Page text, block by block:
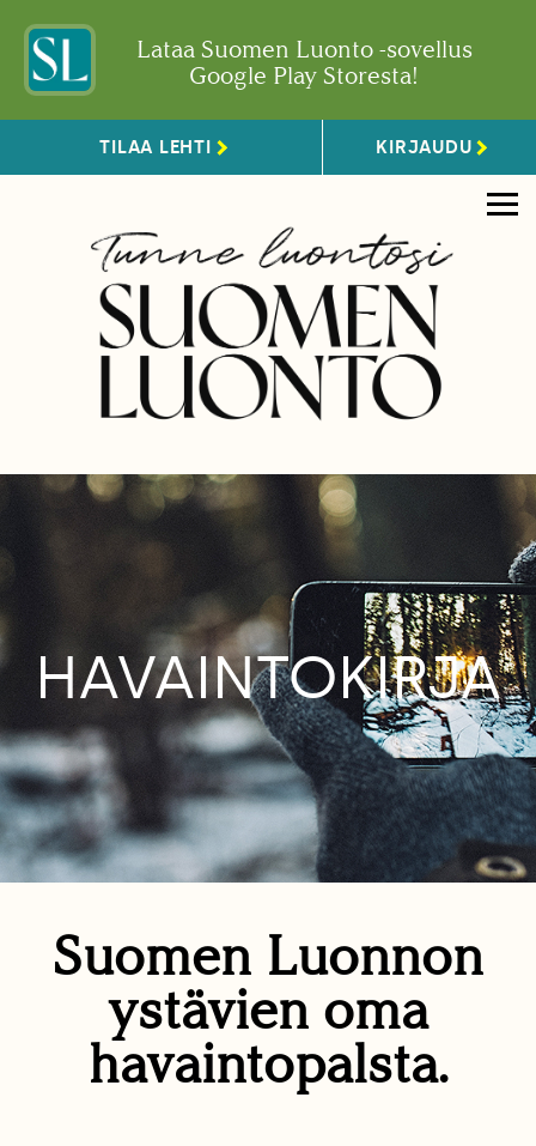
Lataa Suomen Luonto -sovellus
Google Play Storesta!
TILAA LEHTI KIRJAUDU
HAVAINTOKIRJA
Suomen Luonnon
ystävien oma
havaintopalsta.